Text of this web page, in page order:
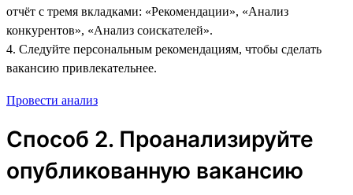
отчёт с тремя вкладками: «Рекомендации», «Анализ
конкурентов», «Анализ соискателей».
4. Следуйте персональным рекомендациям, чтобы сделать
вакансию привлекательнее.
Провести анализ
Способ 2. Проанализируйте
опубликованную вакансию